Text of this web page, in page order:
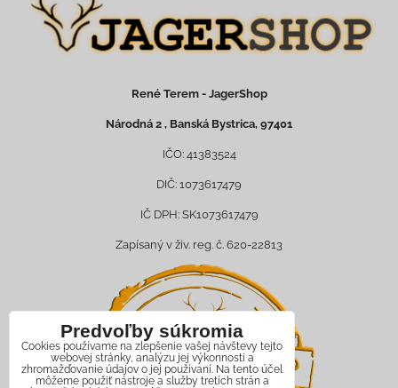
René Terem - JagerShop
Národná 2 , Banská Bystrica, 97401
IČO: 41383524
DIČ: 1073617479
IČ DPH: SK1073617479
Zapísaný v živ. reg. č. 620-22813
Predvoľby súkromia
Cookies používame na zlepšenie vašej návštevy tejto
webovej stránky, analýzu jej výkonnosti a
zhromažďovanie údajov o jej používaní. Na tento účel
môžeme použiť nástroje a služby tretích strán a